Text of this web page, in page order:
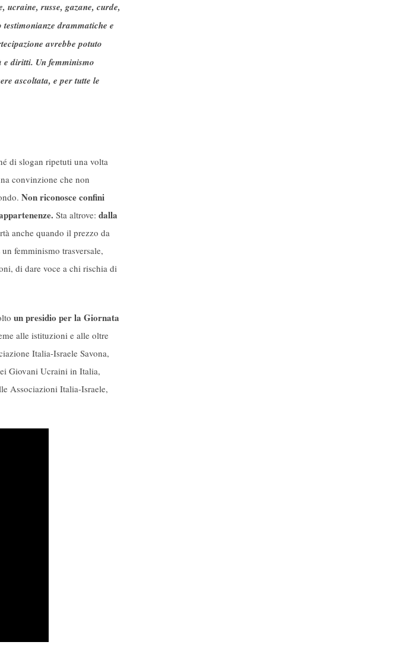
ucraine, russe, gazane, curde,
drammatiche e
avrebbe potuto
diritti. Un femminismo
ascoltata, e per tutte le
di slogan ripetuti una volta
convinzione che non
Non riconosce confini
Sta altrove: dalla
anche quando il prezzo da
un femminismo trasversale,
di dare voce a chi rischia di
un presidio per la Giornata
alle istituzioni e alle oltre
Italia-Israele Savona,
Giovani Ucraini in Italia,
Associazioni Italia-Israele,